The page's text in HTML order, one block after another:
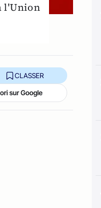
l'Union
CLASSER
sur Google